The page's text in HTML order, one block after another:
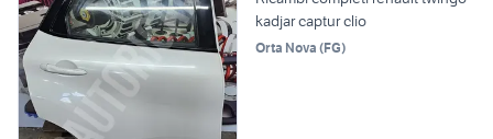
kadjar captur clio
Orta Nova (FG)